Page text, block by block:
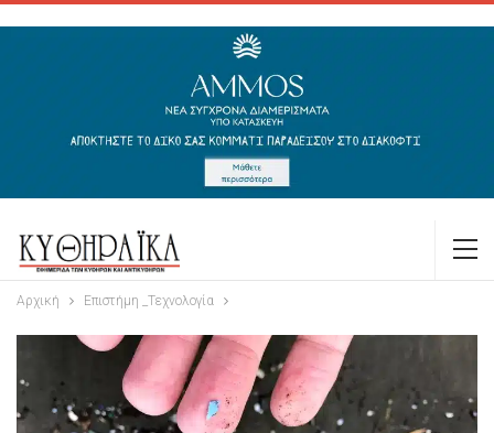
Αρχική Επιστήμη _Τεχνολογία